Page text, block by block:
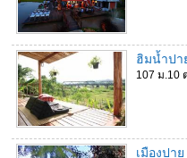
ฮิมน้ำปา
107 ม.10
เมืองปา